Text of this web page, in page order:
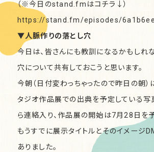
（※今日のstand.fmはコチラ↓）
https://stand.fm/episodes/
▼人脈作りの落とし穴
今日は、皆さんにも教訓になるかもしれ
穴について共有しておこうと思います。
今朝（日付変わっちゃったので昨日の朝）
タジオ作品展での出典を予定している写
ら連絡入り、作品展の開始は7月28日を
もうすでに展示タイトルとそのイメージ
ありました。